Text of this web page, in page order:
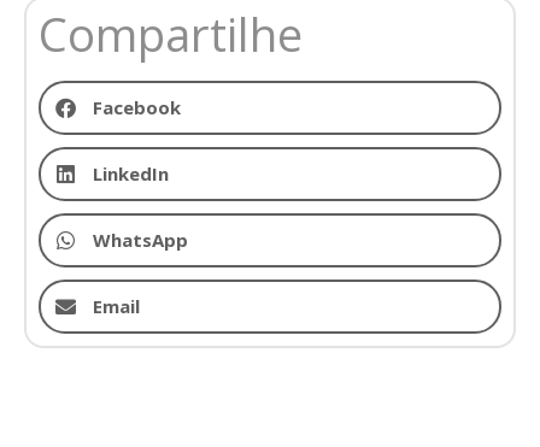
Compartilhe
Facebook
LinkedIn
WhatsApp
Email